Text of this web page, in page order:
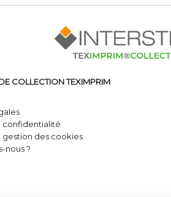
COLLECTION TEXIMPRIM
confidentialité
gestion des cookies
nous ?